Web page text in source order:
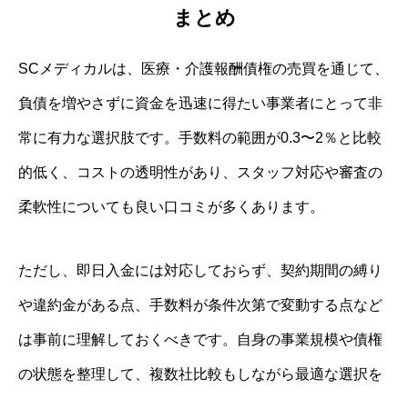
まとめ
SCメディカルは、医療・介護報酬債権の売買を通じて、
負債を増やさずに資金を迅速に得たい事業者にとって非
常に有力な選択肢です。手数料の範囲が0.3〜2％と比較
的低く、コストの透明性があり、スタッフ対応や審査の
柔軟性についても良い口コミが多くあります。
ただし、即日入金には対応しておらず、契約期間の縛り
や違約金がある点、手数料が条件次第で変動する点など
は事前に理解しておくべきです。自身の事業規模や債権
の状態を整理して、複数社比較もしながら最適な選択を